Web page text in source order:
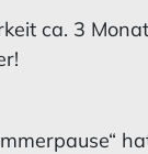
ca. 3